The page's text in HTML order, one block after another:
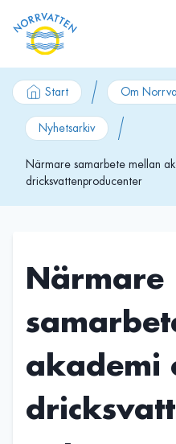
Start Om
Nyhetsarkiv
Närmare samarbete mellan
dricksvattenproducenter
Närmare
akademi